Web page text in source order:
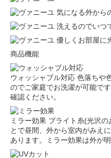
気になる外から
洗えるのでいつ
優しくお部屋に
商品機能
ウォッシャブル対応 色落ちや
のでご家庭でお洗濯が可能で
確認ください。
ミラー効果 ブライト糸(光沢の
とで昼間、外から室内がみえ
あります。ミラー効果は外が